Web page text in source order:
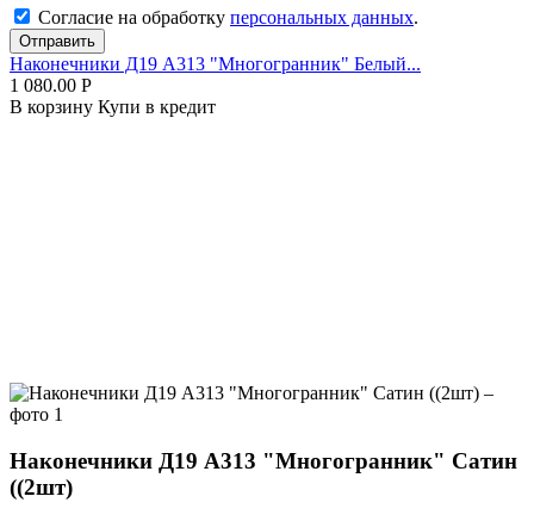
Согласие на обработку персональных данных.
Отправить
Наконечники Д19 А313 "Многогранник" Белый...
1 080.00 Р
В корзину Купи в кредит
Наконечники Д19 А313 "Многогранник" Сатин
((2шт)